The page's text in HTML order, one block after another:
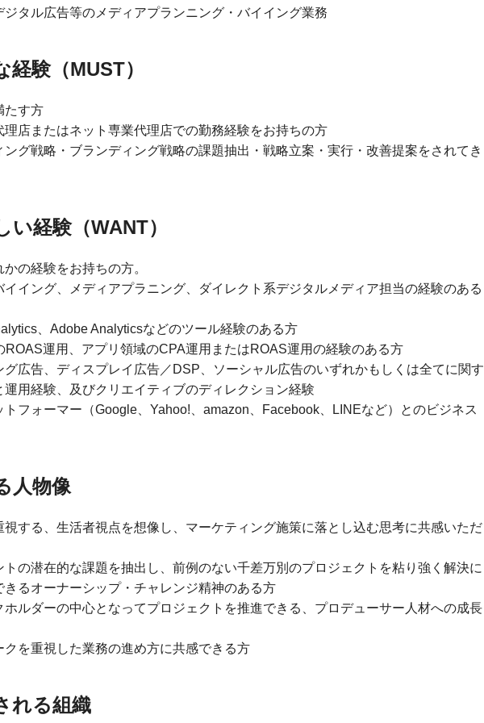
ジタル広告等のメディアプランニング・バイイング業務
経験（MUST）
たす方
理店またはネット専業代理店での勤務経験をお持ちの方
ング戦略・ブランディング戦略の課題抽出・戦略立案・実行・改善提案をされてき
い経験（WANT）
かの経験をお持ちの方。
イイング、メディアプラニング、ダイレクト系デジタルメディア担当の経験のある
、Adobe Analyticsなどのツール経験のある方
ROAS運用、アプリ領域のCPA運用またはROAS運用の経験のある方
グ広告、ディスプレイ広告／DSP、ソーシャル広告のいずれかもしくは全てに関す
運用経験、及びクリエイティブのディレクション経験
トフォーマー（Google、Yahoo!、amazon、Facebook、LINEなど）とのビジネス
人物像
視する、生活者視点を想像し、マーケティング施策に落とし込む思考に共感いただ
トの潜在的な課題を抽出し、前例のない千差万別のプロジェクトを粘り強く解決に
きるオーナーシップ・チャレンジ精神のある方
ホルダーの中心となってプロジェクトを推進できる、プロデューサー人材への成長
クを重視した業務の進め方に共感できる方
れる組織